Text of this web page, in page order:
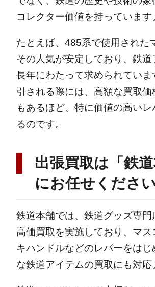
コレクター価値を持っています
たとえば、485系で使用された
その人気が安定しており、鉄
長年にわたって求められていま
引される際には、高額な買取価
もあるほど、特に価値の高い
るのです。
出張買取は「鉄道
にお任せください
鉄道本舗では、鉄道グッズ専門
高価買取を実施しており、マス
キハンドルなどのレバーをはじ
な鉄道アイテムの買取にも対応